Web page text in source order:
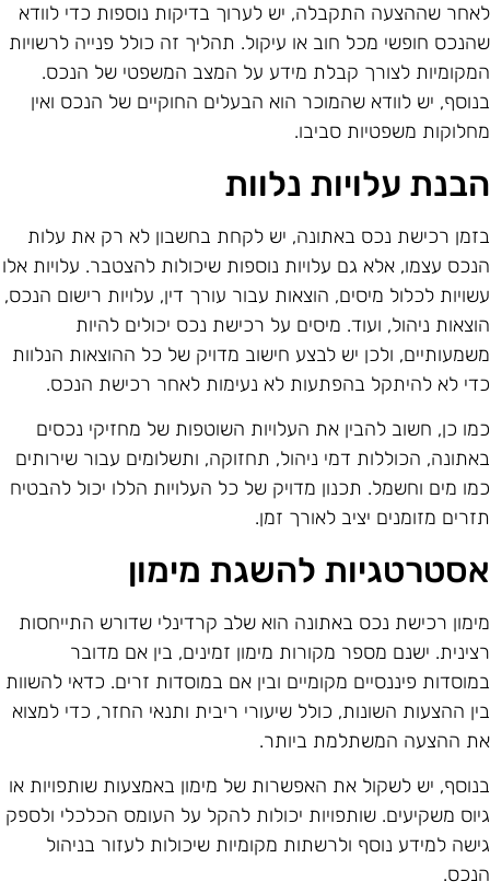
שההצעה התקבלה, יש לערוך בדיקות נוספות כדי לוודא
חופשי מכל חוב או עיקול. תהליך זה כולל פנייה לרשויות
לצורך קבלת מידע על המצב המשפטי של הנכס.
יש לוודא שהמוכר הוא הבעלים החוקיים של הנכס ואין
משפטיות סביבו.
עלויות נלוות
רכישת נכס באתונה, יש לקחת בחשבון לא רק את עלות
עצמו, אלא גם עלויות נוספות שיכולות להצטבר. עלויות אלו
לכלול מיסים, הוצאות עבור עורך דין, עלויות רישום הנכס,
ניהול, ועוד. מיסים על רכישת נכס יכולים להיות
ולכן יש לבצע חישוב מדויק של כל ההוצאות הנלוות
לא להיתקל בהפתעות לא נעימות לאחר רכישת הנכס.
כן, חשוב להבין את העלויות השוטפות של מחזיקי נכסים
הכוללות דמי ניהול, תחזוקה, ותשלומים עבור שירותים
מים וחשמל. תכנון מדויק של כל העלויות הללו יכול להבטיח
מזומנים יציב לאורך זמן.
להשגת מימון
רכישת נכס באתונה הוא שלב קרדינלי שדורש התייחסות
ישנם מספר מקורות מימון זמינים, בין אם מדובר
פיננסיים מקומיים ובין אם במוסדות זרים. כדאי להשוות
ההצעות השונות, כולל שיעורי ריבית ותנאי החזר, כדי למצוא
ההצעה המשתלמת ביותר.
יש לשקול את האפשרות של מימון באמצעות שותפויות או
משקיעים. שותפויות יכולות להקל על העומס הכלכלי ולספק
למידע נוסף ולרשתות מקומיות שיכולות לעזור בניהול